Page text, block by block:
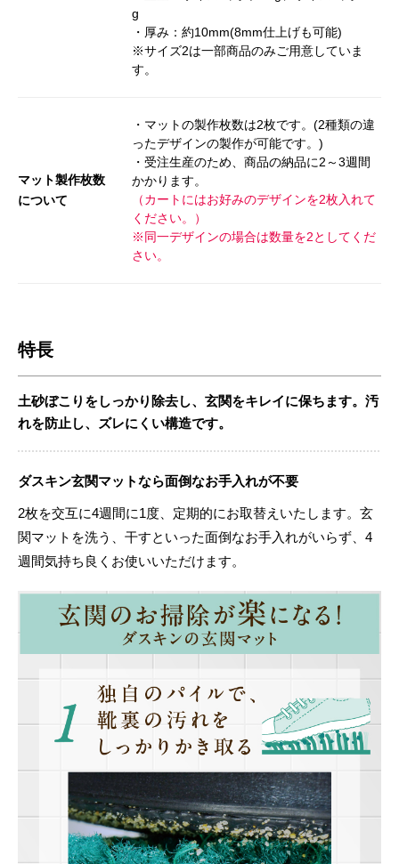
g
・厚み：約10mm(8mm仕上げも可能)
※サイズ2は一部商品のみご用意していま
す。
マット製作枚数
について
・マットの製作枚数は2枚です。(2種類の違
ったデザインの製作が可能です。)
・受注生産のため、商品の納品に2～3週間
かかります。
（カートにはお好みのデザインを2枚入れて
ください。）
※同一デザインの場合は数量を2としてくだ
さい。
特長
土砂ぼこりをしっかり除去し、玄関をキレイに保ちます。汚
れを防止し、ズレにくい構造です。
ダスキン玄関マットなら面倒なお手入れが不要
2枚を交互に4週間に1度、定期的にお取替えいたします。玄
関マットを洗う、干すといった面倒なお手入れがいらず、4
週間気持ち良くお使いいただけます。